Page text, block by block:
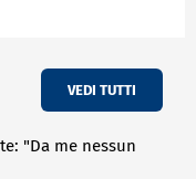
VEDI TUTTI
"Da me nessun